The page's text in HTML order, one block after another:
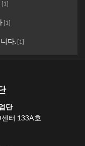
[1]
[1]
다. [1]
단
터 133A호